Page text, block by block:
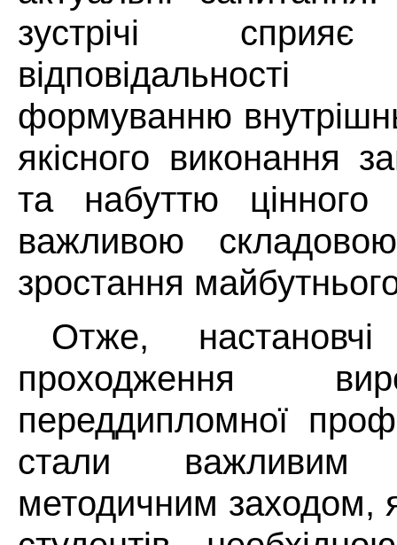
зустрічі
формуванню
якісного виконання
та набуттю
важливою
зростання
Отже,
проходження
переддипломної
стали важливим
методичним заходом,